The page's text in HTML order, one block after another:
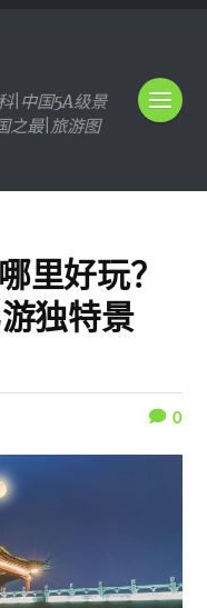
|中国5A级景
之最|旅游图
里好玩？
独特景
0